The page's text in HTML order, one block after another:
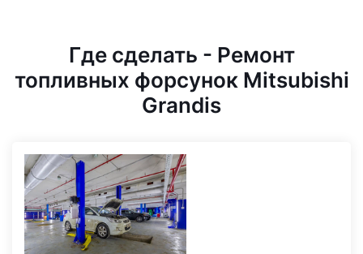
Где сделать - Ремонт
топливных форсунок Mitsubishi
Grandis